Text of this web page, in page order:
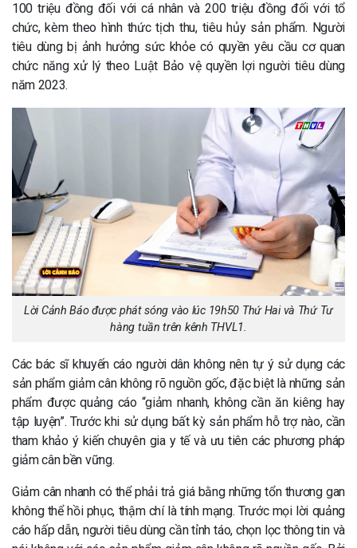
100 triệu đồng đối với cá nhân và 200 triệu đồng đối với tổ
chức, kèm theo hình thức tịch thu, tiêu hủy sản phẩm. Người
tiêu dùng bị ảnh hưởng sức khỏe có quyền yêu cầu cơ quan
chức năng xử lý theo Luật Bảo vệ quyền lợi người tiêu dùng
năm 2023.
Lời Cảnh Báo được phát sóng vào lúc 19h50 Thứ Hai và Thứ Tư
hàng tuần trên kênh THVL1.
Các bác sĩ khuyến cáo người dân không nên tự ý sử dụng các
sản phẩm giảm cân không rõ nguồn gốc, đặc biệt là những sản
phẩm được quảng cáo “giảm nhanh, không cần ăn kiêng hay
tập luyện”. Trước khi sử dụng bất kỳ sản phẩm hỗ trợ nào, cần
tham khảo ý kiến chuyên gia y tế và ưu tiên các phương pháp
giảm cân bền vững.
Giảm cân nhanh có thể phải trả giá bằng những tổn thương gan
không thể hồi phục, thậm chí là tính mạng. Trước mọi lời quảng
cáo hấp dẫn, người tiêu dùng cần tỉnh táo, chọn lọc thông tin và